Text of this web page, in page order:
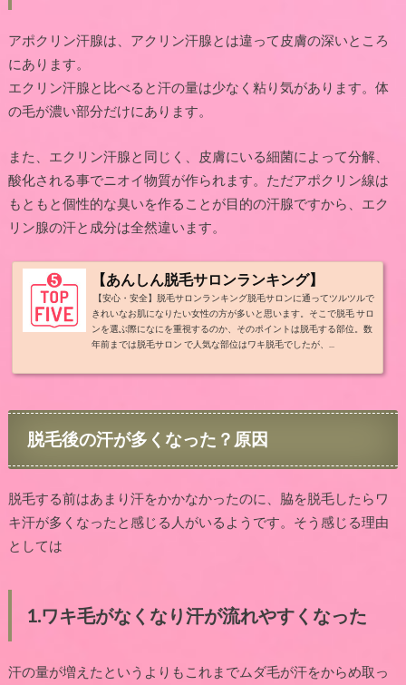
アポクリン汗腺は、アクリン汗腺とは違って皮膚の深いところ
にあります。
エクリン汗腺と比べると汗の量は少なく粘り気があります。体
の毛が濃い部分だけにあります。
また、エクリン汗腺と同じく、皮膚にいる細菌によって分解、
酸化される事でニオイ物質が作られます。ただアポクリン線は
もともと個性的な臭いを作ることが目的の汗腺ですから、エク
リン腺の汗と成分は全然違います。
【あんしん脱毛サロンランキング】
【安心・安全】脱毛サロンランキング脱毛サロンに通ってツルツルで
きれいなお肌になりたい女性の方が多いと思います。そこで脱毛 サロ
ンを選ぶ際になにを重視するのか、そのポイントは脱毛する部位。数
年前までは脱毛サロン で人気な部位はワキ脱毛でしたが、...
脱毛後の汗が多くなった？原因
脱毛する前はあまり汗をかかなかったのに、脇を脱毛したらワ
キ汗が多くなったと感じる人がいるようです。そう感じる理由
としては
1.ワキ毛がなくなり汗が流れやすくなった
汗の量が増えたというよりもこれまでムダ毛が汗をからめ取っ